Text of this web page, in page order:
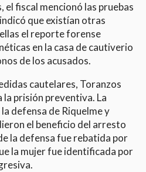
el fiscal mencionó las pruebas
que existían otras
el reporte forense
en la casa de cautiverio
de los acusados.
cautelares, Toranzos
prisión preventiva. La
defensa de Riquelme y
el beneficio del arresto
la defensa fue rebatida por
la mujer fue identificada por